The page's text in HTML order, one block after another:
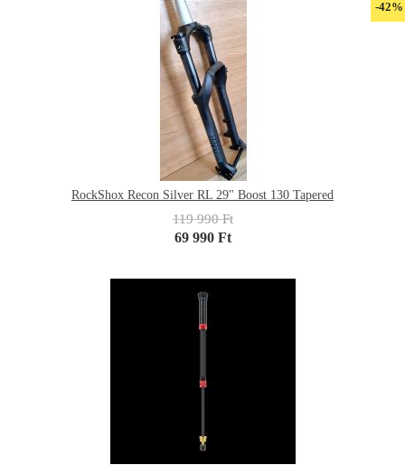
-42%
RockShox Recon Silver RL 29" Boost 130 Tapered
119 990 Ft
69 990 Ft